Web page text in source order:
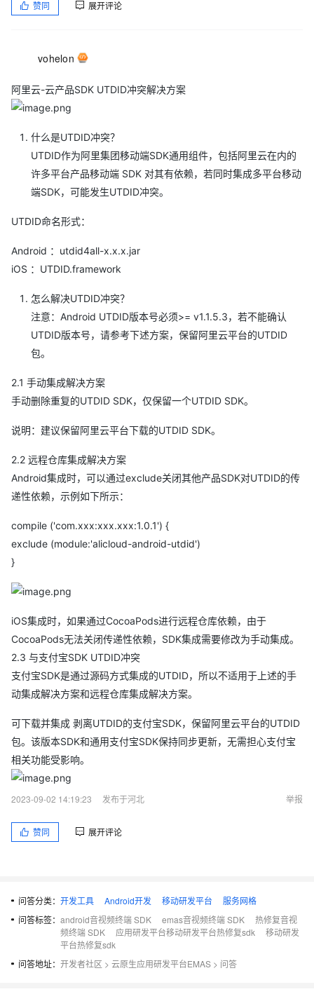
赞同 展开评论
vohelon
阿里云-云产品SDK UTDID冲突解决方案
什么是UTDID冲突？
UTDID作为阿里集团移动端SDK通用组件，包括阿里云在内的
许多平台产品移动端 SDK 对其有依赖，若同时集成多平台移动
端SDK，可能发生UTDID冲突。
UTDID命名形式：
Android ：utdid4all-x.x.x.jar
iOS ：UTDID.framework
怎么解决UTDID冲突？
注意：Android UTDID版本号必须>= v1.1.5.3，若不能确认
UTDID版本号，请参考下述方案，保留阿里云平台的UTDID
包。
2.1 手动集成解决方案
手动删除重复的UTDID SDK，仅保留一个UTDID SDK。
说明：建议保留阿里云平台下载的UTDID SDK。
2.2 远程仓库集成解决方案
Android集成时，可以通过exclude关闭其他产品SDK对UTDID的传
递性依赖，示例如下所示：
compile ('com.xxx:xxx.xxx:1.0.1') {
exclude (module:'alicloud-android-utdid')
}
iOS集成时，如果通过CocoaPods进行远程仓库依赖，由于
CocoaPods无法关闭传递性依赖，SDK集成需要修改为手动集成。
2.3 与支付宝SDK UTDID冲突
支付宝SDK是通过源码方式集成的UTDID，所以不适用于上述的手
动集成解决方案和远程仓库集成解决方案。
可下载并集成 剥离UTDID的支付宝SDK，保留阿里云平台的UTDID
包。该版本SDK和通用支付宝SDK保持同步更新，无需担心支付宝
相关功能受影响。
2023-09-02 14:19:23 发布于河北 举报
赞同 展开评论
问答分类： 开发工具 Android开发 移动研发平台
服务网格
问答标签： android音视频终端 SDK emas音视频终端 SDK
热修复音视
频终端 SDK
应用研发平台移动研发平台热修复sdk
移动研发
平台热修复sdk
问答地址： 开发者社区 > 云原生应用研发平台EMAS > 问答